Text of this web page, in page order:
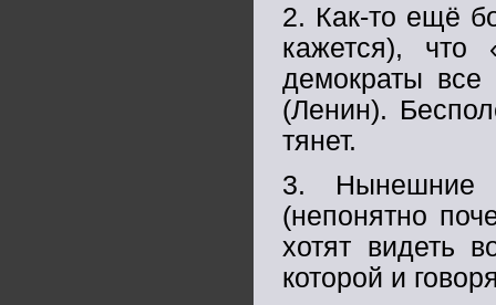
2. Как-то ещё
кажется),
демократы
(Ленин).
тянет.
3. Нынешние
(непонятно
хотят видеть
которой и